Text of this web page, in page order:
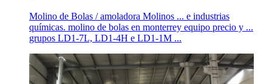
Molino de Bolas / amoladora Molinos ... e industrias
químicas. molino de bolas en monterrey equipo precio y ...
grupos LD1-7L, LD1-4H e LD1-1M ...